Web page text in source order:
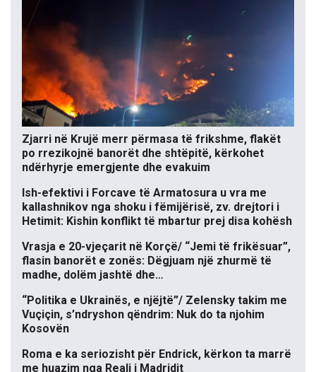
Zjarri në Krujë merr përmasa të frikshme, flakët
po rrezikojnë banorët dhe shtëpitë, kërkohet
ndërhyrje emergjente dhe evakuim
Ish-efektivi i Forcave të Armatosura u vra me
kallashnikov nga shoku i fëmijërisë, zv. drejtori i
Hetimit: Kishin konflikt të mbartur prej disa kohësh
Vrasja e 20-vjeçarit në Korçë/ “Jemi të frikësuar”,
flasin banorët e zonës: Dëgjuam një zhurmë të
madhe, dolëm jashtë dhe…
“Politika e Ukrainës, e njëjtë”/ Zelensky takim me
Vuçiçin, s’ndryshon qëndrim: Nuk do ta njohim
Kosovën
Roma e ka seriozisht për Endrick, kërkon ta marrë
me huazim nga Reali i Madridit